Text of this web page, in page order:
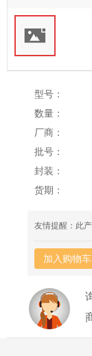
型号：
数量：
厂商：
批号：
封装：
货期：
友情提醒：此
加入购物车